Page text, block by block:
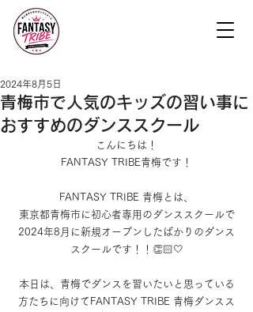
青梅市で人気のキッズの習い事に
おすすめのダンススクール
2024年8月5日
こんにちは！
FANTASY TRIBE青梅です！
FANTASY TRIBE 青梅とは、
東京都青梅市に初心者専用のダンススクールで
2024年8月に新規オープンしたばかりのダンス
スクールです！！👏🏻🤍
本日は、青梅でダンスを習いたいと思っている
方たちに向けてFANTASY TRIBE 青梅ダンスス